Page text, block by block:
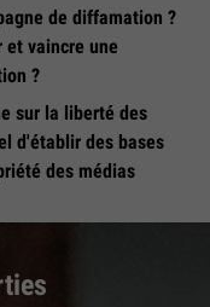
de diffamation ?
vaincre une
?
sur la liberté des
d'établir des bases
des médias